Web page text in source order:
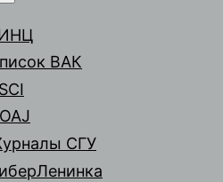
ВАК
СГУ